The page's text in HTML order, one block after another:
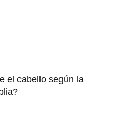
el cabello según la